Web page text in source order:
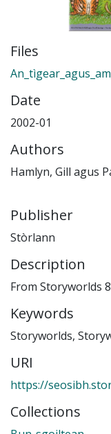
Files
Date
2002-01
Authors
Hamlyn, Gill agus
Publisher
Stòrlann
Description
From Storyworlds
Keywords
Storyworlds,
URI
https://
Collections